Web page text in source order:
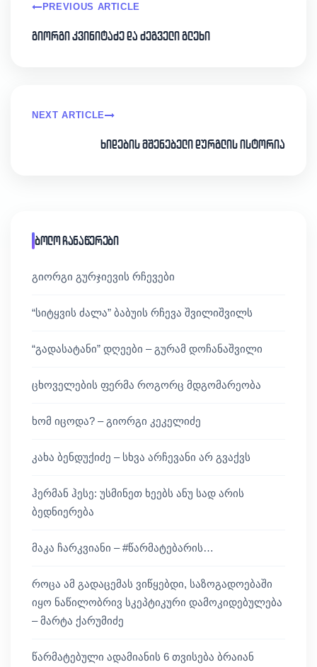
PREVIOUS ARTICLE
გიორგი კვინიტაძე და ძეგველი გლეხი
NEXT ARTICLE
ხიდების მშენებელი დურგლის ისტორია
ბოლო ჩანაწერები
გიორგი გურჯიევის რჩევები
“სიტყვის ძალა” ბაბუის რჩევა შვილიშვილს
“გადასატანი” დღეები – გურამ დოჩანაშვილი
ცხოველების ფერმა როგორც მდგომარეობა
ხომ იცოდა? – გიორგი კეკელიძე
კახა ბენდუქიძე – სხვა არჩევანი არ გვაქვს
ჰერმან ჰესე: უსმინეთ ხეებს ანუ სად არის
ბედნიერება
მაკა ჩარკვიანი – #წარმატებარის…
როცა ამ გადაცემას ვიწყებდი, საზოგადოებაში
იყო ნაწილობრივ სკეპტიკური დამოკიდებულება
– მარტა ქარუმიძე
წარმატებული ადამიანის 6 თვისება ბრაიან